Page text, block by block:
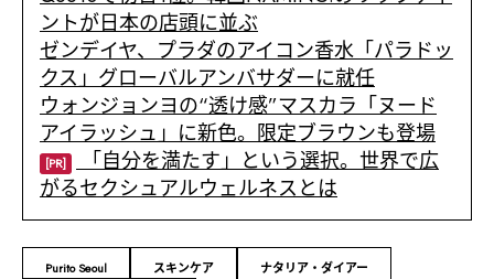
ントが日本の店頭に並ぶ
ゼンデイヤ、プラダのアイコン香水「パラドッ
クス」グローバルアンバサダーに就任
ウォンジョンヨの“透け感”マスカラ「ヌード
アイラッシュ」に新色。限定ブラウンも登場
[PR] 「自分を満たす」という選択。世界で広
がるセクシュアルウェルネスとは
Purito Seoul スキンケア
ナタリア・ダイアー